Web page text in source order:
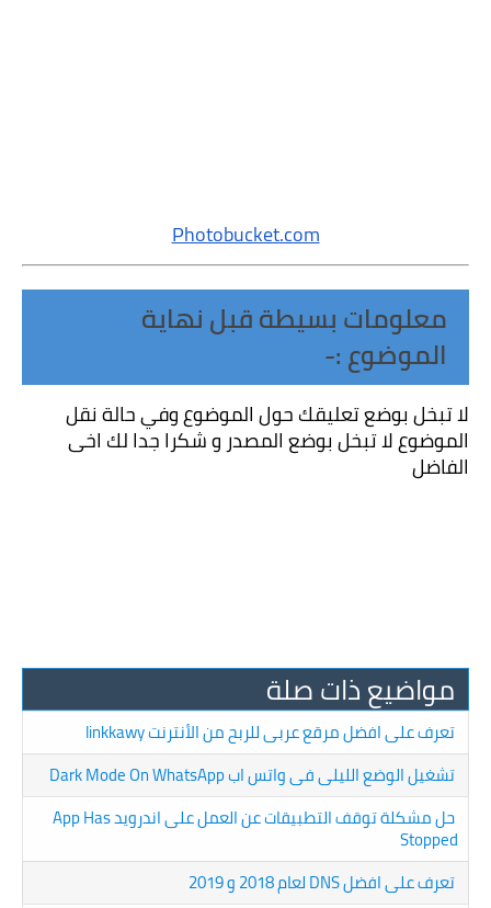
Photobucket.com
الموضوع :-
الفاضل
مواضيع ذات صلة
تعرف على افضل مرقع عربى للربح من الأنترنت linkkawy
تشغيل الوضع الليلى فى واتس اب Dark Mode On WhatsApp
حل مشكلة توقف التطبيقات عن العمل على اندرويد App Has
Stopped
تعرف على افضل DNS لعام 2018 و 2019